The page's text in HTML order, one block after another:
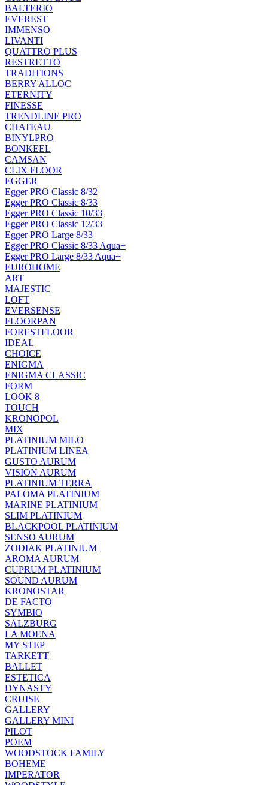
BALTERIO
EVEREST
IMMENSO
LIVANTI
QUATTRO PLUS
RESTRETTO
TRADITIONS
BERRY ALLOC
ETERNITY
FINESSE
TRENDLINE PRO
CHATEAU
BINYLPRO
BONKEEL
CAMSAN
CLIX FLOOR
EGGER
Egger PRO Classic 8/32
Egger PRO Classic 8/33
Egger PRO Classic 10/33
Egger PRO Classic 12/33
Egger PRO Large 8/33
Egger PRO Classic 8/33 Aqua+
Egger PRO Large 8/33 Aqua+
EUROHOME
ART
MAJESTIC
LOFT
EVERSENSE
FLOORPAN
FORESTFLOOR
IDEAL
CHOICE
ENIGMA
ENIGMA CLASSIC
FORM
LOOK 8
TOUCH
KRONOPOL
MIX
PLATINIUM MILO
PLATINIUM LINEA
GUSTO AURUM
VISION AURUM
PLATINIUM TERRA
PALOMA PLATINIUM
MARINE PLATINIUM
SLIM PLATINIUM
BLACKPOOL PLATINIUM
SENSO AURUM
ZODIAK PLATINIUM
AROMA AURUM
CUPRUM PLATINIUM
SOUND AURUM
KRONOSTAR
DE FACTO
SYMBIO
SALZBURG
LA MOENA
MY STEP
TARKETT
BALLET
ESTETICA
DYNASTY
CRUISE
GALLERY
GALLERY MINI
PILOT
POEM
WOODSTOCK FAMILY
BOHEME
IMPERATOR